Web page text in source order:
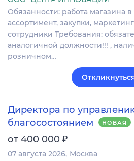
Обязанности: работа магазина
ассортимент, закупки,
сотрудники Требования:
аналогичной должности!!! ,
розничном…
Директора по
благосостоянием
НОВАЯ
от 400 000 ₽
07 августа 2026 Москва